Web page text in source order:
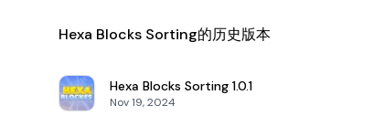
Hexa Blocks Sorting的历史版本
Hexa Blocks Sorting 1.0.1
Nov 19, 2024